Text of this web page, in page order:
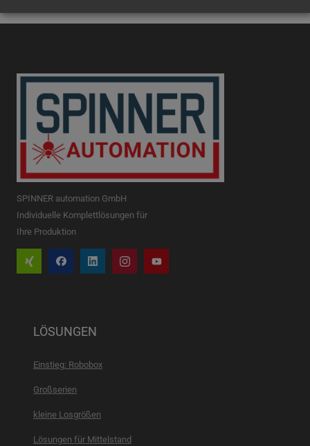
SPINNER automation GmbH
Individuelle Komplettlösungen für
Ihre Produktion
LÖSUNGEN
Einstieg: Robobox
Großserien
kleine Losgrößen
Lösungen für Mittelstand